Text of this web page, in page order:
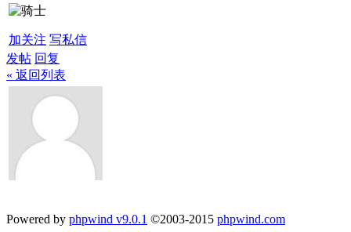
加关注 写私信
发帖 回复
« 返回列表
Powered by phpwind v9.0.1 ©2003-2015 phpwind.com